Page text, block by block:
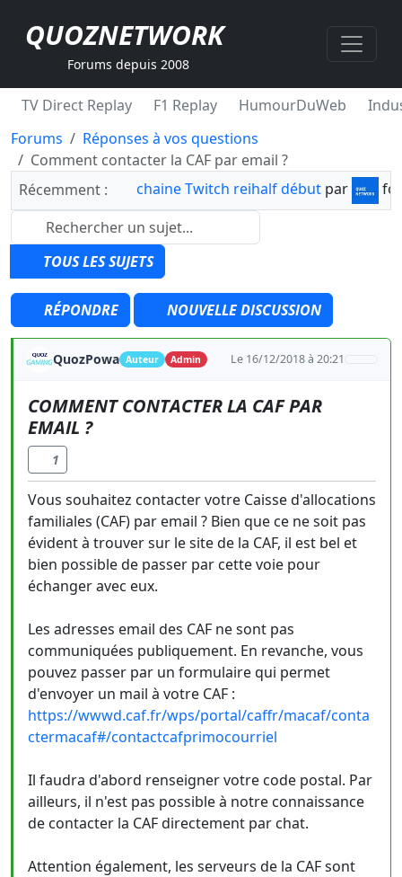
QUOZNETWORK
Forums depuis 2008
TV Direct Replay F1 Replay HumourDuWeb
Forums
Réponses à vos questions
Comment contacter la CAF par email ?
Récemment :
chaine Twitch reihalf début par
TOUS LES SUJETS
RÉPONDRE NOUVELLE DISCUSSION
QuozPowa Auteur Admin Le 16/12/2018 à 20:21
COMMENT CONTACTER LA CAF PAR
EMAIL ?
1
Vous souhaitez contacter votre Caisse d'allocations
familiales (CAF) par email ? Bien que ce ne soit pas
évident à trouver sur le site de la CAF, il est bel et
bien possible de passer par cette voie pour
échanger avec eux.
Les adresses email des CAF ne sont pas
communiquées publiquement. En revanche, vous
pouvez passer par un formulaire qui permet
d'envoyer un mail à votre CAF :
https://wwwd.caf.fr/wps/portal/caffr/macaf/conta
ctermacaf#/contactcafprimocourriel
Il faudra d'abord renseigner votre code postal. Par
ailleurs, il n'est pas possible à notre connaissance
de contacter la CAF directement par chat.
Attention également, les serveurs de la CAF sont